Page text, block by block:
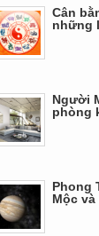
Cân
những
Người
phòng
Phong
Mộc